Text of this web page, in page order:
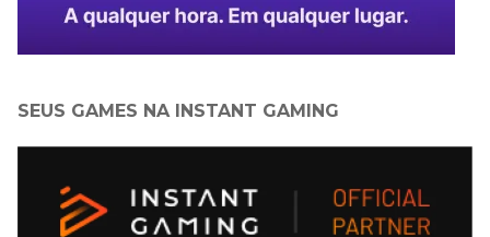
SEUS GAMES NA INSTANT GAMING